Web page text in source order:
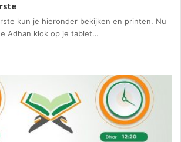
kun je hieronder bekijken en printen. Nu
Adhan klok op je tablet…